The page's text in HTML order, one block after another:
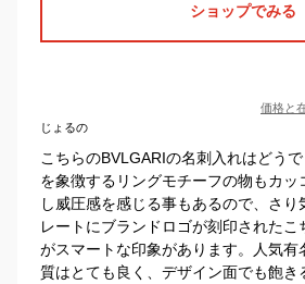
ショップでみる
価格と
じょるの
こちらのBVLGARIの名刺入れはどう
を象徴するリングモチーフの物もカッ
し威圧感を感じる事もあるので、さ
レートにブランドロゴが刻印されたこ
がスマートな印象があります。人気有
質はとても良く、デザイン面でも飽き